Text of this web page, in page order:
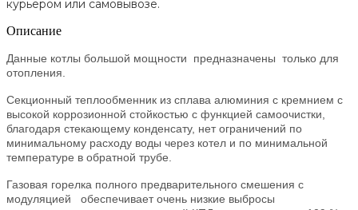
курьером или самовывозе.
Описание
Данные котлы большой мощности предназначены только для
отопления.
Секционный теплообменник из сплава алюминия с кремнием c
высокой коррозионной стойкостью с функцией самоочистки,
благодаря стекающему конденсату, нет ограничений по
минимальному расходу воды через котел и по минимальной
температуре в обратной трубе.
Газовая горелка полного предварительного смешения с
модуляцией обеспечивает очень низкие выбросы